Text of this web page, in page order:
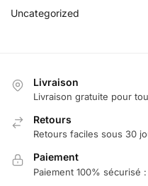
Uncategorized
Livraison
Livraison gratuite pour
Retours
Retours faciles sous 30
Paiement
Paiement 100% sécurisé